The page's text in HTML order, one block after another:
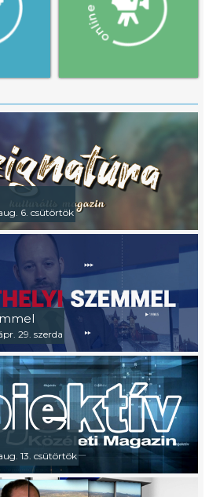
6. csütörtök
29. szerda
13. csütörtök